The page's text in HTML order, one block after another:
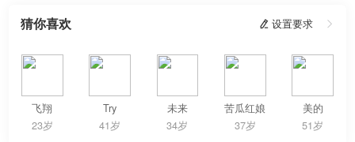
猜你喜欢  设置要求 
飞翔
23岁
Try
41岁
未来
34岁
苦瓜红娘
37岁
美的
51岁